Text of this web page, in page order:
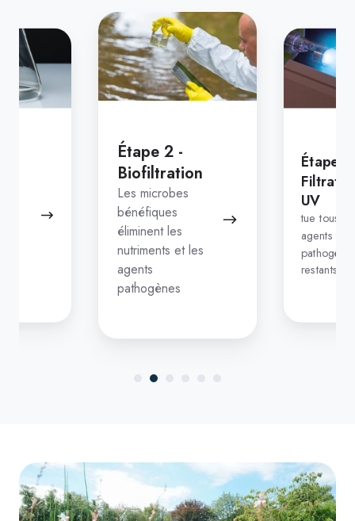
Étape 2 -
Biofiltration
Les microbes
bénéfiques
éliminent les
nutriments et les
agents
pathogènes
Étape 3
UV
tue tous
agents
restants
Étape
3